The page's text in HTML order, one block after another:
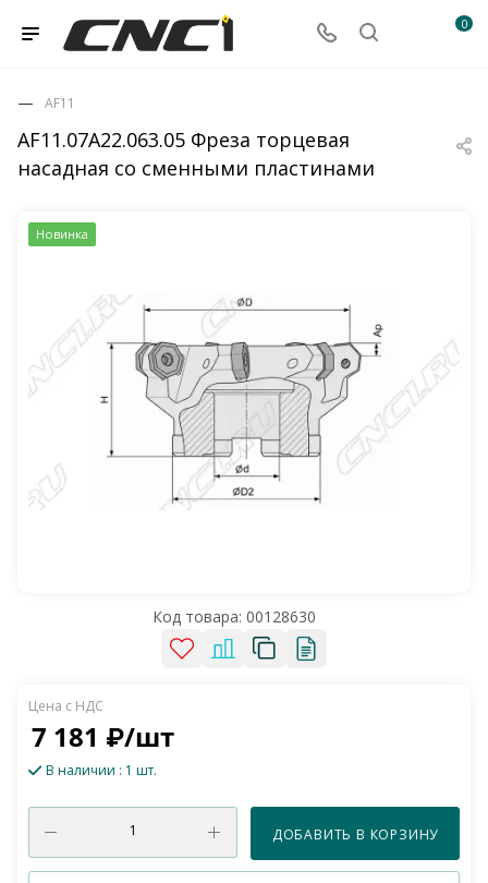
0
AF11.07A22.063.05 Фреза торцевая
насадная со сменными пластинами
AF11
Новинка
Код товара: 00128630
7 181 ₽/шт
В наличии : 1 шт.
ДОБАВИТЬ В КОРЗИНУ